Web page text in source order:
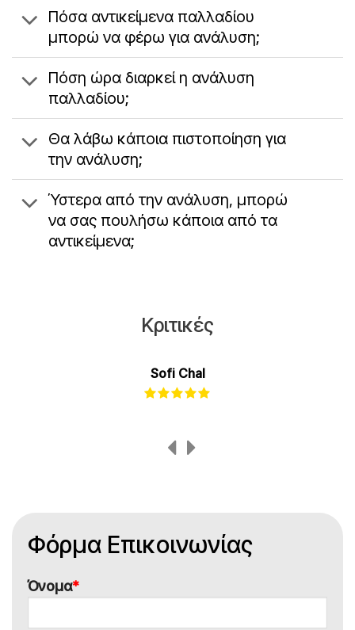
Πόσα αντικείμενα παλλαδίου
μπορώ να φέρω για ανάλυση;
Πόση ώρα διαρκεί η ανάλυση
παλλαδίου;
Θα λάβω κάποια πιστοποίηση για
την ανάλυση;
Ύστερα από την ανάλυση, μπορώ
να σας πουλήσω κάποια από τα
αντικείμενα;
Κριτικές
Sofi Chal
Φόρμα Επικοινωνίας
Όνομα*